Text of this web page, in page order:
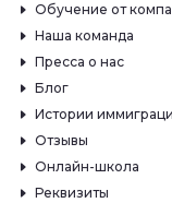
Обучение от
Наша команда
Пресса о нас
Блог
Истории
Отзывы
Онлайн-школа
Реквизиты